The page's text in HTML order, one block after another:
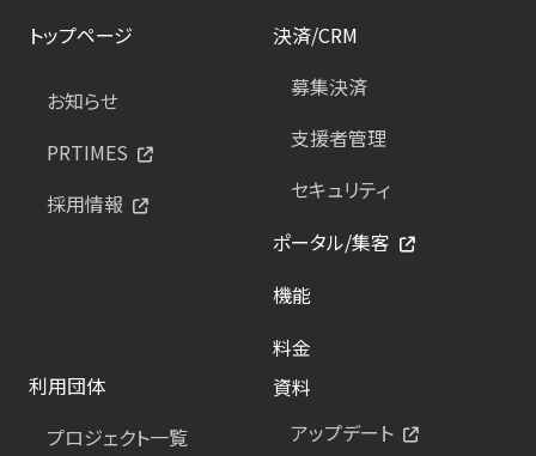
トップページ
お知らせ
PRTIMES
採用情報
決済/CRM
募集決済
支援者管理
セキュリティ
ポータル/集客
機能
料金
利用団体
プロジェクト一覧
資料
アップデート